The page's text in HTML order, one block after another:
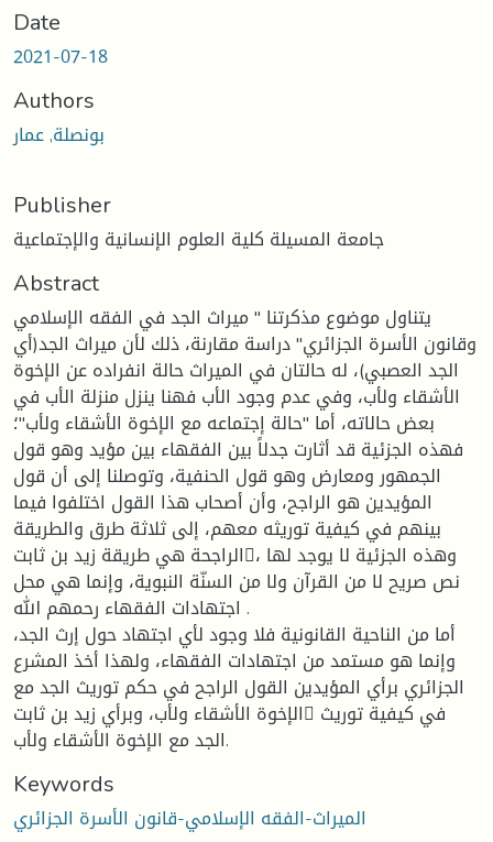
Date
2021-07-18
Authors
بونصلة, عمار
Publisher
جامعة المسيلة كلية العلوم الإنسانية والإجتماعية
Abstract
يتناول موضوع مذكرتنا " ميراث الجد في الفقه الإسلامي
وقانون الأسرة الجزائري" دراسة مقارنة، ذلك لأن ميراث الجد(أي
الجد العصبي)، له حالتان في الميراث حالة انفراده عن الإخوة
الأشقاء ولأب، وفي عدم وجود الأب فهنا ينزل منزلة الأب في
بعض حالاته، أما "حالة إجتماعه مع الإخوة الأشقاء ولأب"؛
فهذه الجزئية قد أثارت جدلاً بين الفقهاء بين مؤيد وهو قول
الجمهور ومعارض وهو قول الحنفية، وتوصلنا إلى أن قول
المؤيدين هو الراجح، وأن أصحاب هذا القول اختلفوا فيما
بينهم في كيفية توريثه معهم، إلى ثلاثة طرق والطريقة
الراجحة هي طريقة زيد بن ثابت، وهذه الجزئية لا يوجد لها
نص صريح لا من القرآن ولا من السنّة النبوية، وإنما هي محل
اجتهادات الفقهاء رحمهم الله .
أما من الناحية القانونية فلا وجود لأي اجتهاد حول إرث الجد،
وإنما هو مستمد من اجتهادات الفقهاء، ولهذا أخذ المشرع
الجزائري برأي المؤيدين القول الراجح في حكم توريث الجد مع
الإخوة الأشقاء ولأب، وبرأي زيد بن ثابت في كيفية توريث
الجد مع الإخوة الأشقاء ولأب.
Keywords
الميراث-الفقه الإسلامي-قانون الأسرة الجزائري